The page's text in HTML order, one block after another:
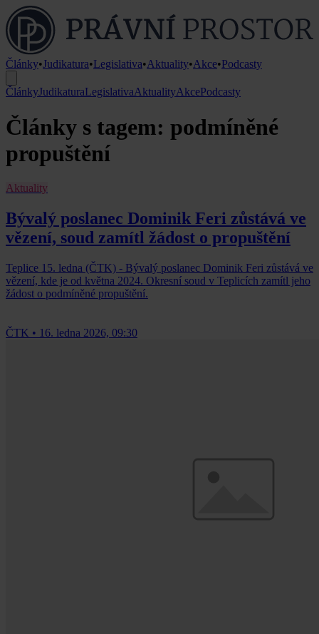
Články•Judikatura•Legislativa•Aktuality•Akce•Podcasty
ČlánkyJudikaturaLegislativaAktualityAkcePodcasty
Články s tagem: podmíněné
propuštění
Aktuality
Bývalý poslanec Dominik Feri zůstává ve
vězení, soud zamítl žádost o propuštění
Teplice 15. ledna (ČTK) - Bývalý poslanec Dominik Feri zůstává ve
vězení, kde je od května 2024. Okresní soud v Teplicích zamítl jeho
žádost o podmíněné propuštění.
ČTK • 16. ledna 2026, 09:30